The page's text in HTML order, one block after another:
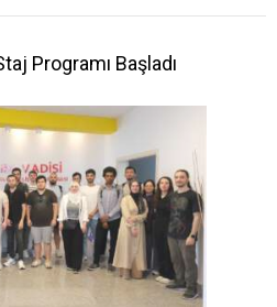
Programı Başladı